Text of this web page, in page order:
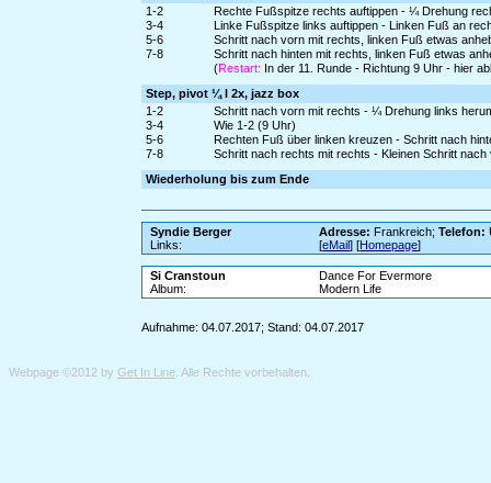
1-2
Rechte Fußspitze rechts auftippen - ¼ Drehung
3-4
Linke Fußspitze links auftippen - Linken Fuß an
5-6
Schritt nach vorn mit rechts, linken Fuß etwas
7-8
Schritt nach hinten mit rechts, linken Fuß etwas
(Restart: In der 11. Runde - Richtung 9 Uhr - hier
Step, pivot ¼ l 2x, jazz box
1-2
Schritt nach vorn mit rechts - ¼ Drehung links
3-4
Wie 1-2 (9 Uhr)
5-6
Rechten Fuß über linken kreuzen - Schritt nach
7-8
Schritt nach rechts mit rechts - Kleinen Schritt nach
Wiederholung bis zum Ende
Syndie Berger Adresse: Frankreich;Telefon:
Links:
[eMail] [Homepage]
Si Cranstoun
Dance For Evermore
Album:
Modern Life
Aufnahme: 04.07.2017; Stand: 04.07.2017
Webpage ©2012 by Get In Line . Alle Rechte vorbehalten.